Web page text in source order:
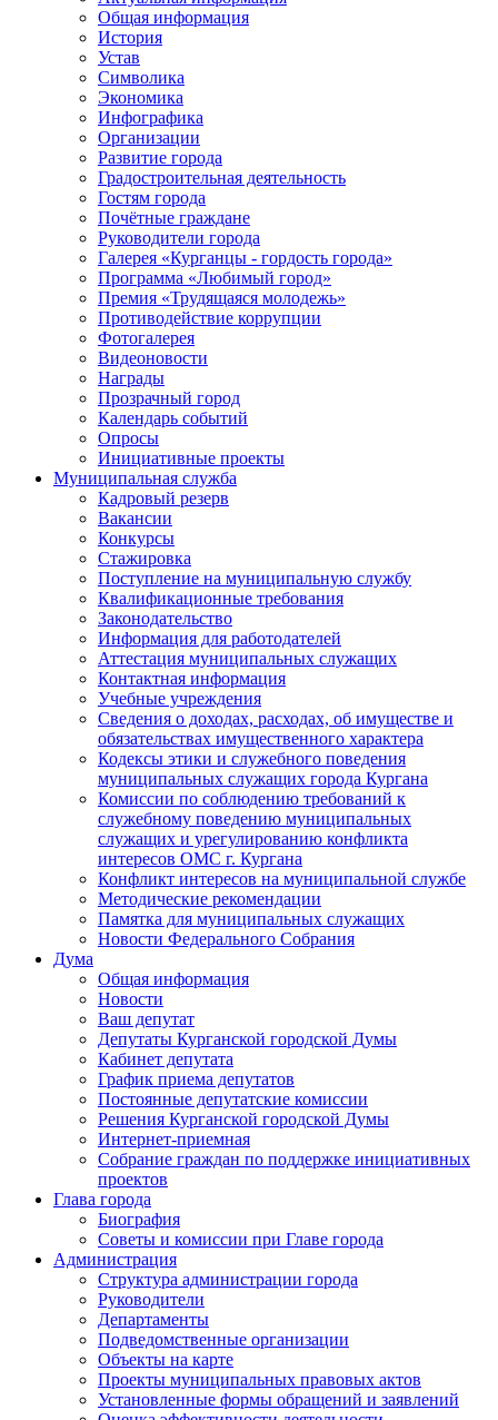
Общая информация
История
Устав
Символика
Экономика
Инфографика
Организации
Развитие города
Градостроительная деятельность
Гостям города
Почётные граждане
Руководители города
Галерея «Курганцы - гордость города»
Программа «Любимый город»
Премия «Трудящаяся молодежь»
Противодействие коррупции
Фотогалерея
Видеоновости
Награды
Прозрачный город
Календарь событий
Опросы
Инициативные проекты
Муниципальная служба
Кадровый резерв
Вакансии
Конкурсы
Стажировка
Поступление на муниципальную службу
Квалификационные требования
Законодательство
Информация для работодателей
Аттестация муниципальных служащих
Контактная информация
Учебные учреждения
Сведения о доходах, расходах, об имуществе и
обязательствах имущественного характера
Кодексы этики и служебного поведения
муниципальных служащих города Кургана
Комиссии по соблюдению требований к
служебному поведению муниципальных
служащих и урегулированию конфликта
интересов ОМС г. Кургана
Конфликт интересов на муниципальной службе
Методические рекомендации
Памятка для муниципальных служащих
Новости Федерального Cобрания
Дума
Общая информация
Новости
Ваш депутат
Депутаты Курганской городской Думы
Кабинет депутата
График приема депутатов
Постоянные депутатские комиссии
Решения Курганской городской Думы
Интернет-приемная
Собрание граждан по поддержке инициативных
проектов
Глава города
Биография
Советы и комиссии при Главе города
Администрация
Структура администрации города
Руководители
Департаменты
Подведомственные организации
Объекты на карте
Проекты муниципальных правовых актов
Установленные формы обращений и заявлений